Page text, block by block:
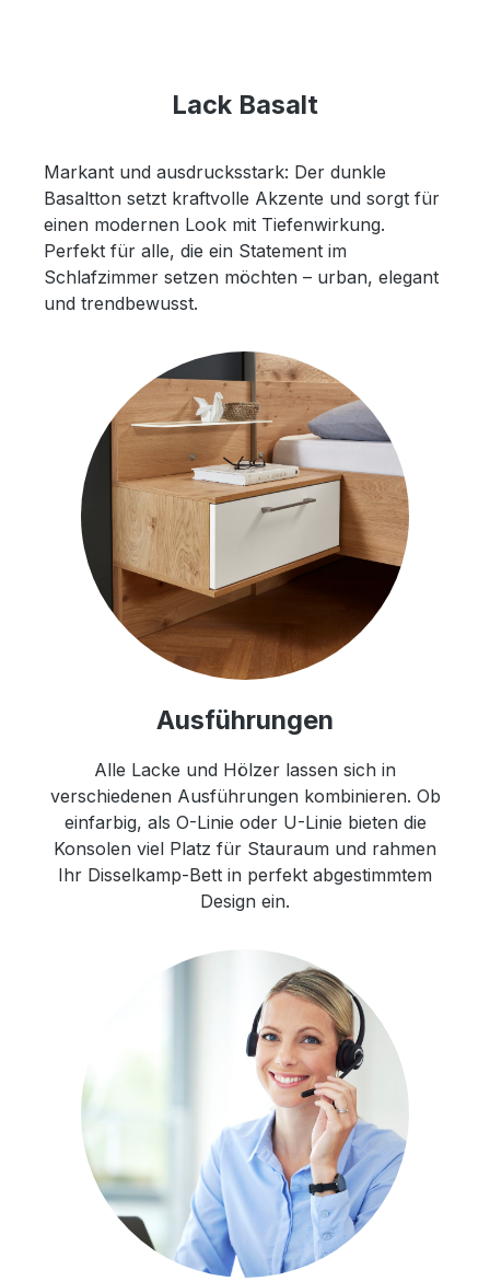
Lack Basalt
Markant und ausdrucksstark: Der dunkle
Basaltton setzt kraftvolle Akzente und sorgt für
einen modernen Look mit Tiefenwirkung.
Perfekt für alle, die ein Statement im
Schlafzimmer setzen möchten – urban, elegant
und trendbewusst.
Ausführungen
Alle Lacke und Hölzer lassen sich in
verschiedenen Ausführungen kombinieren. Ob
einfarbig, als O-Linie oder U-Linie bieten die
Konsolen viel Platz für Stauraum und rahmen
Ihr Disselkamp-Bett in perfekt abgestimmtem
Design ein.